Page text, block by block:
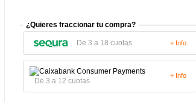
¿Quieres fraccionar tu compra?
De 3 a 18 cuotas + Info
De 3 a 12 cuotas
+ Info